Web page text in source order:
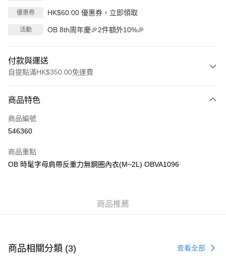
優惠券 HK$60.00 優惠券，立即領取
活動 OB 8th周年慶🎉2件額外10%🎉
付款與運送
自提點滿HK$350.00免運費
信用卡
Apple Pay
PayMe
付款後順豐站及營業點
商品特色
商品編號
546360
商品重點
OB 時髦字母肩帶反重力無鋼圈內衣(M~2L) OBVA1096
商品推薦
商品相關分類 (3) 查看全部